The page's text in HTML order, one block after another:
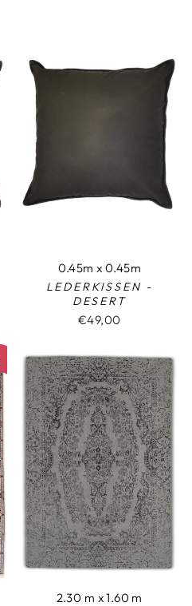
0.45m x 0.45m
LEDERKISSEN -
DESERT
€49,00
2.30 m x 1.60 m